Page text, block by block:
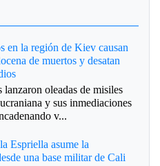
en la región de Kiev causan
de muertos y desatan
lanzaron oleadas de misiles
y sus inmediaciones
v...
Espriella asume la
una base militar de Cali